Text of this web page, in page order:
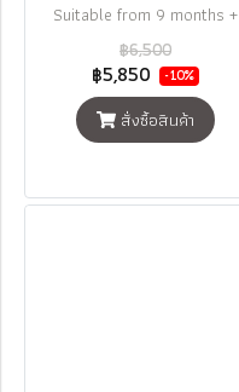
Suitable from 9 months +
฿6,500
฿5,850 -10%
สั่งซื้อสินค้า